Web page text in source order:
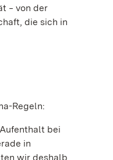
‒ von der
die sich in
Regeln:
bei
in
wir deshalb